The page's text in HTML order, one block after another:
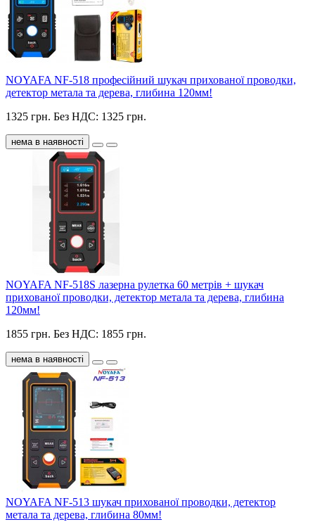
NOYAFA NF-518 професійний шукач прихованої проводки,
детектор метала та дерева, глибина 120мм!
1325 грн. Без НДС: 1325 грн.
нема в наявності
NOYAFA NF-518S лазерна рулетка 60 метрів + шукач
прихованої проводки, детектор метала та дерева, глибина
120мм!
1855 грн. Без НДС: 1855 грн.
нема в наявності
NOYAFA NF-513 шукач прихованої проводки, детектор
метала та дерева, глибина 80мм!